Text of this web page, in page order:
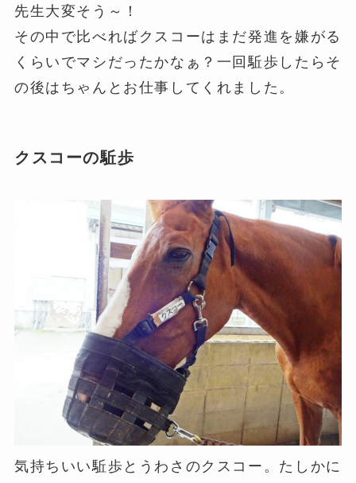
先生大変そう～！
その中で比べればクスコーはまだ発進を嫌がる
くらいでマシだったかなぁ？一回駈歩したらそ
の後はちゃんとお仕事してくれました。
クスコーの駈歩
気持ちいい駈歩とうわさのクスコー。たしかに